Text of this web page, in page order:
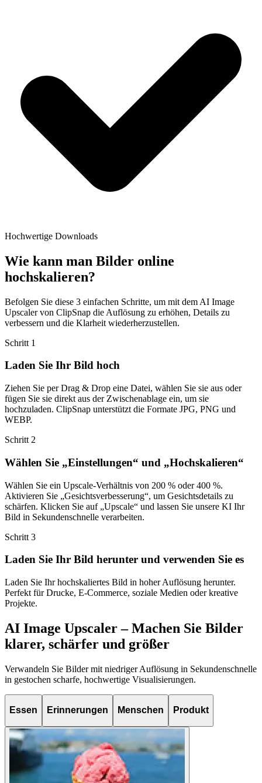
Hochwertige Downloads
Wie kann man Bilder online
hochskalieren?
Befolgen Sie diese 3 einfachen Schritte, um mit dem AI Image
Upscaler von ClipSnap die Auflösung zu erhöhen, Details zu
verbessern und die Klarheit wiederherzustellen.
Schritt 1
Laden Sie Ihr Bild hoch
Ziehen Sie per Drag & Drop eine Datei, wählen Sie sie aus oder
fügen Sie sie direkt aus der Zwischenablage ein, um sie
hochzuladen. ClipSnap unterstützt die Formate JPG, PNG und
WEBP.
Schritt 2
Wählen Sie „Einstellungen“ und „Hochskalieren“
Wählen Sie ein Upscale-Verhältnis von 200 % oder 400 %.
Aktivieren Sie „Gesichtsverbesserung“, um Gesichtsdetails zu
schärfen. Klicken Sie auf „Upscale“ und lassen Sie unsere KI Ihr
Bild in Sekundenschnelle verarbeiten.
Schritt 3
Laden Sie Ihr Bild herunter und verwenden Sie es
Laden Sie Ihr hochskaliertes Bild in hoher Auflösung herunter.
Perfekt für Drucke, E-Commerce, soziale Medien oder kreative
Projekte.
AI Image Upscaler – Machen Sie Bilder
klarer, schärfer und größer
Verwandeln Sie Bilder mit niedriger Auflösung in Sekundenschnelle
in gestochen scharfe, hochwertige Visualisierungen.
Essen Erinnerungen Menschen Produkt